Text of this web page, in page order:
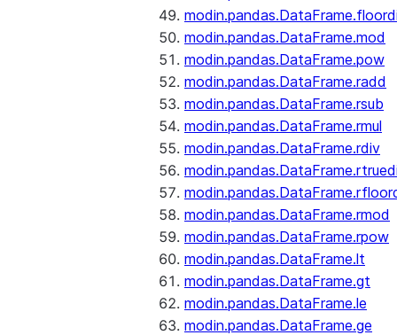
modin.pandas.DataFrame.mod
modin.pandas.DataFrame.pow
modin.pandas.DataFrame.radd
modin.pandas.DataFrame.rsub
modin.pandas.DataFrame.rmul
modin.pandas.DataFrame.rdiv
modin.pandas.DataFrame.rmod
modin.pandas.DataFrame.rpow
modin.pandas.DataFrame.lt
modin.pandas.DataFrame.gt
modin.pandas.DataFrame.le
modin.pandas.DataFrame.ge